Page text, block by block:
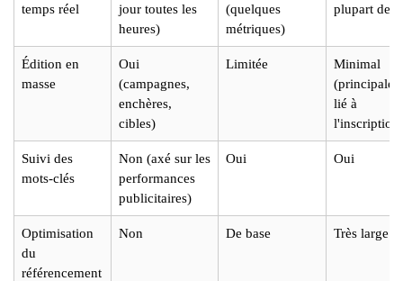
temps réel
jour toutes les
heures)
(quelques
métriques)
plupart des
Édition en
masse
Oui
(campagnes,
enchères,
cibles)
Limitée
Minimal
lié à
l'inscription)
Suivi des
mots-clés
Non (axé sur les
performances
publicitaires)
Oui Oui
Optimisation
du
référencement
Non De base Très large